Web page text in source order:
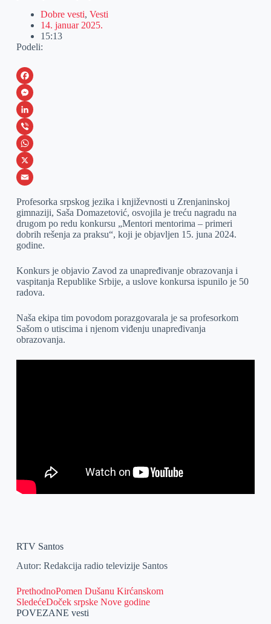
Dobre vesti, Vesti
14. januar 2025.
15:13
Podeli:
F
a
c
e
b
o
k
M
e
s
s
e
g
e
r
L
i
n
k
d
I
n
V
i
b
r
W
h
t
s
A
p
X
m
a
i
Profesorka srpskog jezika i književnosti u Zrenjaninskoj
gimnaziji, Saša Domazetović, osvojila je treću nagradu na
drugom po redu konkursu „Mentori mentorima – primeri
dobrih rešenja za praksu“, koji je objavljen 15. juna 2024.
godine.
Konkurs je objavio Zavod za unapređivanje obrazovanja i
vaspitanja Republike Srbije, a uslove konkursa ispunilo je 50
radova.
Naša ekipa tim povodom porazgovarala je sa profesorkom
Sašom o utiscima i njenom viđenju unapređivanja
obrazovanja.
RTV Santos
Autor: Redakcija radio televizije Santos
PrethodnoPomen Dušanu Kirćanskom
SledećeDoček srpske Nove godine
POVEZANE vesti